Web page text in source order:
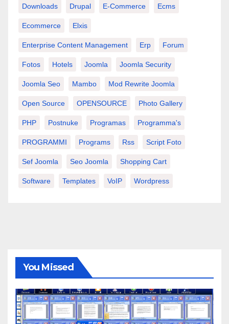
Downloads Drupal E-Commerce Ecms
Ecommerce Elxis
Enterprise Content Management Erp Forum
Fotos Hotels Joomla Joomla Security
Joomla Seo Mambo Mod Rewrite Joomla
Open Source OPENSOURCE Photo Gallery
PHP Postnuke Programas Programma's
PROGRAMMI Programs Rss Script Foto
Sef Joomla Seo Joomla Shopping Cart
Software Templates VoIP Wordpress
You Missed